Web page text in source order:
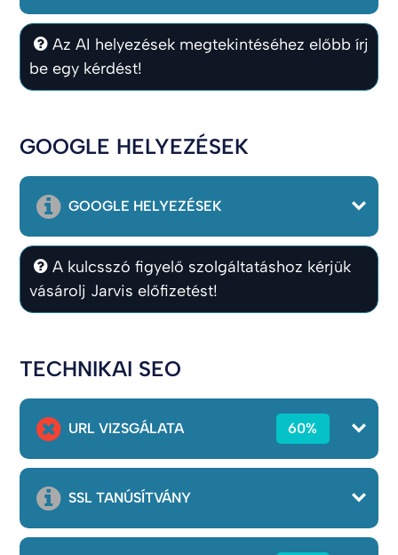
Az AI helyezések megtekintéséhez előbb írj
be egy kérdést!
GOOGLE HELYEZÉSEK
GOOGLE HELYEZÉSEK
A kulcsszó figyelő szolgáltatáshoz kérjük
vásárolj Jarvis előfizetést!
TECHNIKAI SEO
URL VIZSGÁLATA 60%
SSL TANÚSÍTVÁNY